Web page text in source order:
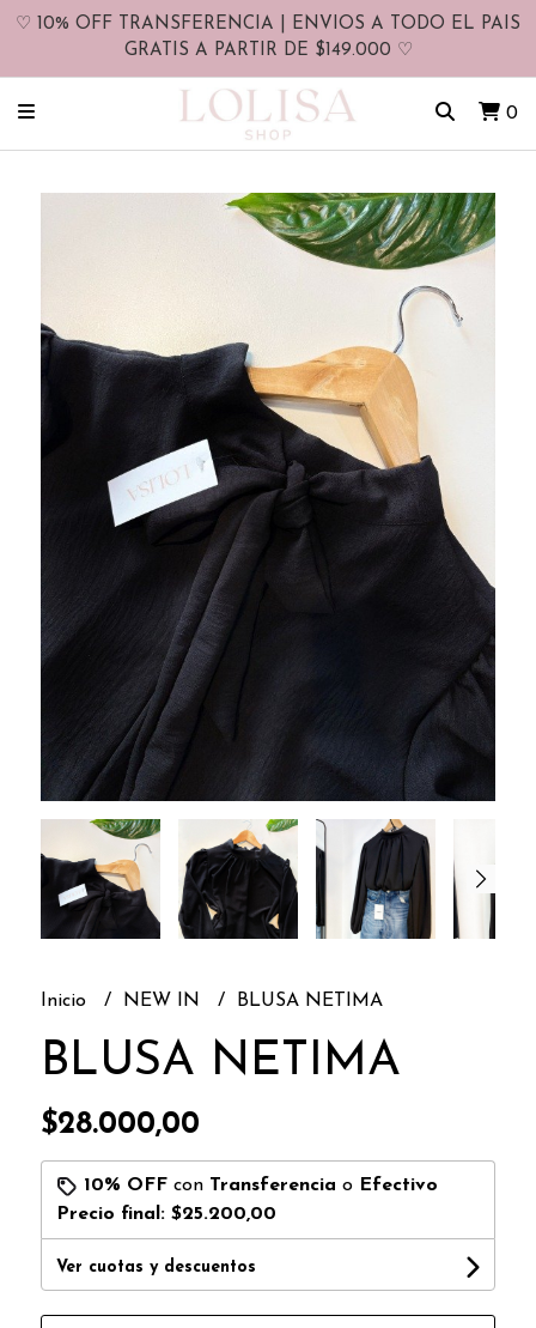
♡ 10% OFF TRANSFERENCIA | ENVIOS A TODO EL PAIS
GRATIS A PARTIR DE $149.000 ♡
0
Inicio NEW IN BLUSA NETIMA
BLUSA NETIMA
$28.000,00
10% OFFcon Transferencia o Efectivo
Precio final: $25.200,00
Ver cuotas y descuentos